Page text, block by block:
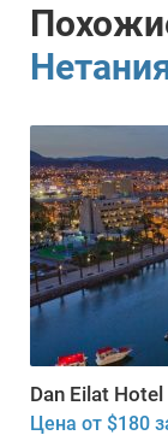
Dan Eilat Hotel
Цена от $180